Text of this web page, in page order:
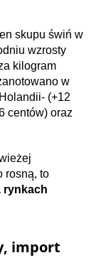
skupu świń w
wzrosty
kilogram
w
(+12
centów) oraz
rosną, to
rynkach
import